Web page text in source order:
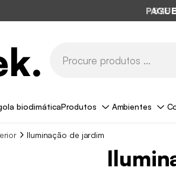
bioclimáticaProdutos Ambientes
Iluminação de jardim